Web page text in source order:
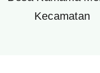
Kecamatan